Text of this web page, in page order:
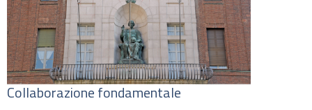
Collaborazione fondamentale